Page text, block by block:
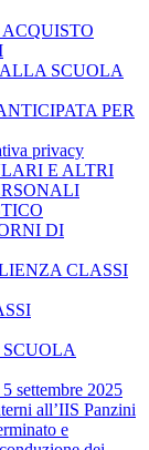
SCUOLA
PER
privacy
E ALTRI
DI
CLASSI
settembre 2025
all’IIS Panzini
e